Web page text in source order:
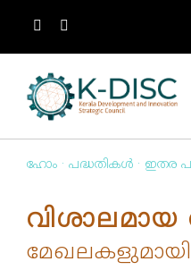
ബന്ധപ്പെടുക
ബന്ധപ്പെടുക
ഗ്യാലറി
മീഡിയ
ഹോം
പദ്ധതികള്‍
ഹോം · പദ്ധതികള്‍ · ഇതര
വിശാലമായ
മേഖലകളുമായി